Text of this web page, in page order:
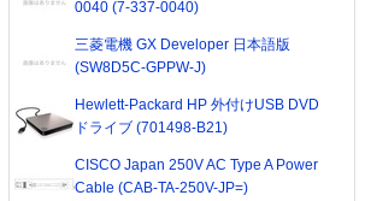
0040 (7-337-0040)
三菱電機 GX Developer 日本語版
(SW8D5C-GPPW-J)
Hewlett-Packard HP 外付けUSB DVD
ドライブ (701498-B21)
CISCO Japan 250V AC Type A Power
Cable (CAB-TA-250V-JP=)